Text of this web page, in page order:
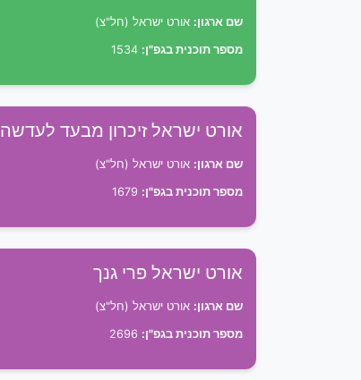
שם ארגון: אורט ישראל (חל"צ)
מספר תוכנית בגפ"ן:
אורט ישראל זיכרון מבעד לעדשה
שם ארגון: אורט ישראל (חל"צ)
מספר תוכנית בגפ"ן:
אורט ישראל פרי גנך
שם ארגון: אורט ישראל (חל"צ)
מספר תוכנית בגפ"ן: